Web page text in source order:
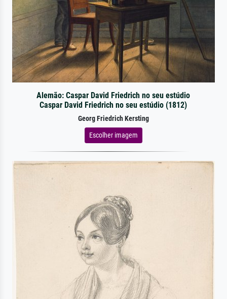
Alemão: Caspar David Friedrich no seu estúdio
Caspar David Friedrich no seu estúdio (1812)
Georg Friedrich Kersting
Escolher imagem